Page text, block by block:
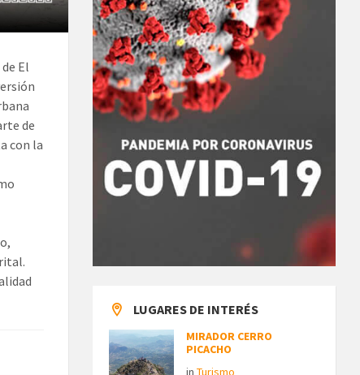
El
de
con la
LUGARES DE INTERÉS
MIRADOR CERRO
PICACHO
inTurismo